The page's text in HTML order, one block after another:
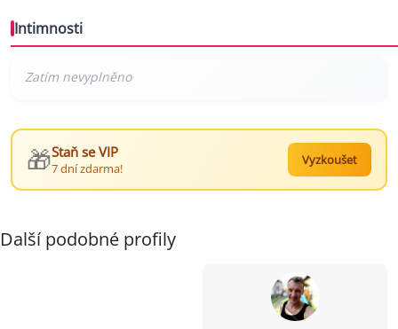
Intimnosti
🎁Staň se VIP
7 dní zdarma!
Vyzkoušet
Další podobné profily